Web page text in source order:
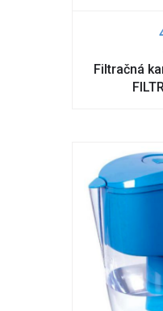
Filtračná